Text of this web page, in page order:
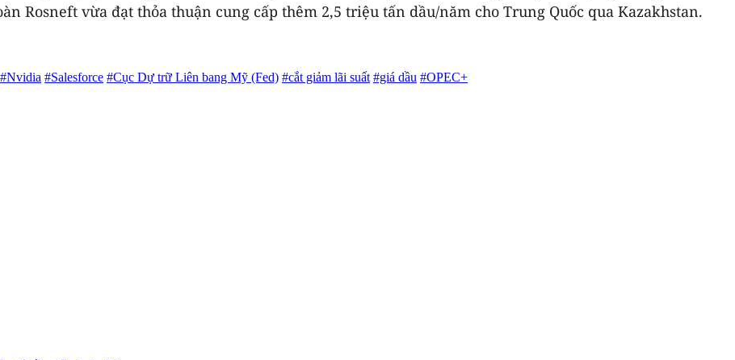
Rosneft vừa đạt thỏa thuận cung cấp thêm 2,5 triệu tấn dầu/năm cho Trung Quốc qua Kazakhstan.
#Nvidia #Salesforce #Cục Dự trữ Liên bang Mỹ (Fed) #cắt giảm lãi suất #giá dầu #OPEC+